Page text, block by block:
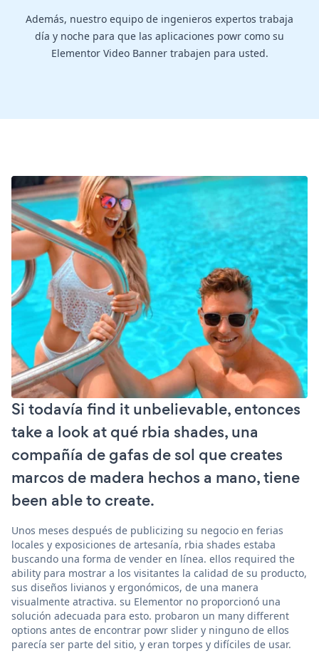
Además, nuestro equipo de ingenieros expertos trabaja
día y noche para que las aplicaciones powr como su
Elementor Video Banner trabajen para usted.
Si todavía find it unbelievable, entonces
take a look at qué rbia shades, una
compañía de gafas de sol que creates
marcos de madera hechos a mano, tiene
been able to create.
Unos meses después de publicizing su negocio en ferias
locales y exposiciones de artesanía, rbia shades estaba
buscando una forma de vender en línea. ellos required the
ability para mostrar a los visitantes la calidad de su producto,
sus diseños livianos y ergonómicos, de una manera
visualmente atractiva. su Elementor no proporcionó una
solución adecuada para esto. probaron un many different
options antes de encontrar powr slider y ninguno de ellos
parecía ser parte del sitio, y eran torpes y difíciles de usar.